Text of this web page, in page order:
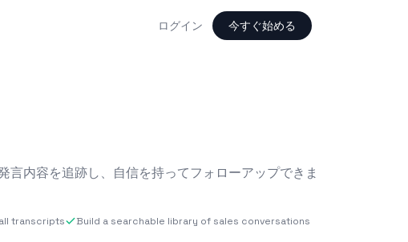
ログイン 今すぐ始める
内容を追跡し、自信を持ってフォローアップできま
transcripts
Build a searchable library of sales conversations